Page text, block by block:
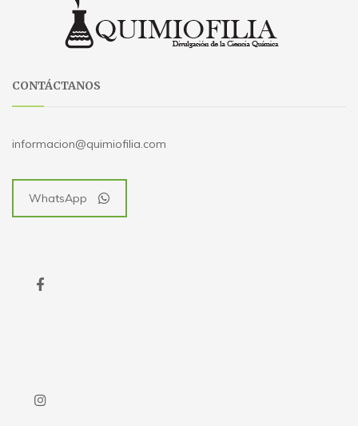
CONTÁCTANOS
informacion@quimiofilia.com
WhatsApp